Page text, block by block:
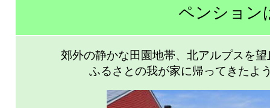
ペンション
郊外の静かな田園地帯、北アルプスを
ふるさとの我が家に帰ってきた